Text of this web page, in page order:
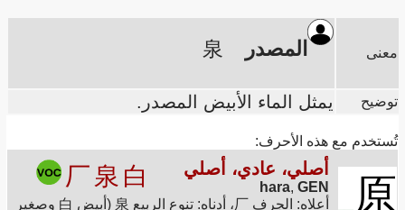
معنى المصدر
توضيح يمثل الماء الأبيض المصدر.
تُستخدم مع هذه الأحرف:
原
أصلي، عادي، أصلي
hara, GEN
厂 泉 白
أعلاه: الجرف 厂، أدناه: تنوع الربيع 泉 (أبيض 白 وصغير